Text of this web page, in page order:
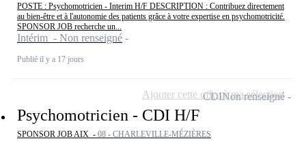
POSTE : Psychomotricien - Interim H/F DESCRIPTION : Contribuez directement
au bien-être et à l'autonomie des patients grâce à votre expertise en psychomotricité.
SPONSOR JOB recherche un...
Intérim - Non renseigné
Publié il y a 17 jours
Psychomotricien - CDI H/F
SPONSOR JOB AIX - 08 - CHARLEVILLE-MÉZIÈRES
CDINon renseigné
Ajouter cette offre à ma sélection